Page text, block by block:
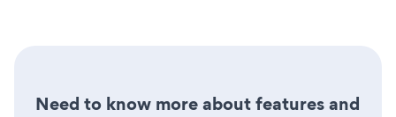
Need to know more about features and